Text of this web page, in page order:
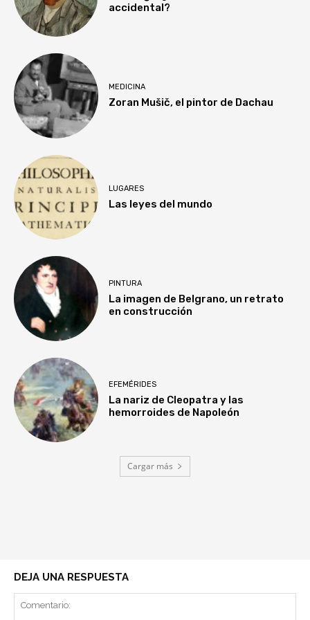
accidental?
MEDICINA
Zoran Mušič, el pintor de Dachau
LUGARES
Las leyes del mundo
PINTURA
La imagen de Belgrano, un retrato
en construcción
EFEMÉRIDES
La nariz de Cleopatra y las
hemorroides de Napoleón
Cargar más
DEJA UNA RESPUESTA